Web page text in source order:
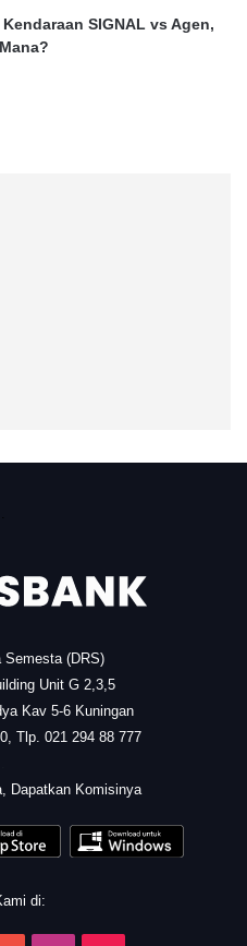
SIGNAL vs Agen,
.
Semesta (DRS)
Unit G 2,3,5
Kav 5-6 Kuningan
Tlp. 021 294 88 777
Dapatkan Komisinya
di: